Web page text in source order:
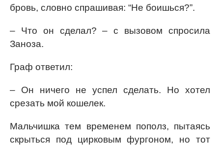
бровь, словно спрашивая: “Не боишься?”.
– Что он сделал? – с вызовом спросила
Заноза.
Граф ответил:
– Он ничего не успел сделать. Но хотел
срезать мой кошелек.
Мальчишка тем временем пополз, пытаясь
скрыться под цирковым фургоном, но тот